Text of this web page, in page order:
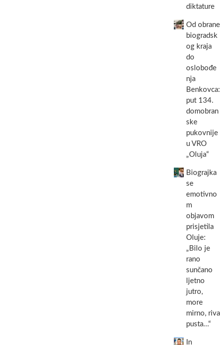
diktature
Od obrane
biogradsk
og kraja
do
oslobođe
nja
Benkovca:
put 134.
domobran
ske
pukovnije
u VRO
„Oluja“
Biograjka
se
emotivno
m
objavom
prisjetila
Oluje:
„Bilo je
rano
sunčano
ljetno
jutro,
more
mirno, riva
pusta...“
In